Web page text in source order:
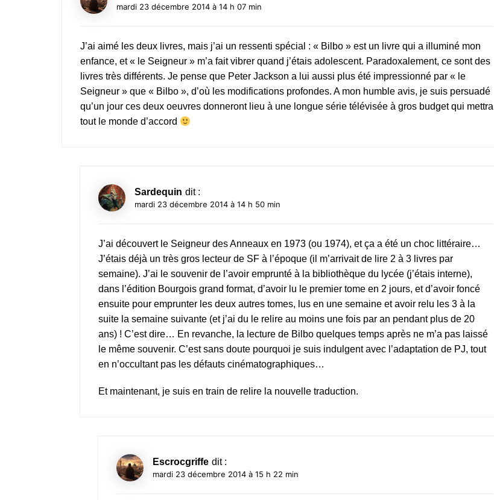
mardi 23 décembre 2014 à 14 h 07 min
J’ai aimé les deux livres, mais j’ai un ressenti spécial : « Bilbo » est un livre qui a illuminé mon
enfance, et « le Seigneur » m’a fait vibrer quand j’étais adolescent. Paradoxalement, ce sont des
livres très différents. Je pense que Peter Jackson a lui aussi plus été impressionné par « le
Seigneur » que « Bilbo », d’où les modifications profondes. A mon humble avis, je suis persuadé
qu’un jour ces deux oeuvres donneront lieu à une longue série télévisée à gros budget qui mettra
tout le monde d’accord
Sardequin dit :
mardi 23 décembre 2014 à 14 h 50 min
J’ai découvert le Seigneur des Anneaux en 1973 (ou 1974), et ça a été un choc littéraire…
J’étais déjà un très gros lecteur de SF à l’époque (il m’arrivait de lire 2 à 3 livres par
semaine). J’ai le souvenir de l’avoir emprunté à la bibliothèque du lycée (j’étais interne),
dans l’édition Bourgois grand format, d’avoir lu le premier tome en 2 jours, et d’avoir foncé
ensuite pour emprunter les deux autres tomes, lus en une semaine et avoir relu les 3 à la
suite la semaine suivante (et j’ai du le relire au moins une fois par an pendant plus de 20
ans) ! C’est dire… En revanche, la lecture de Bilbo quelques temps après ne m’a pas laissé
le même souvenir. C’est sans doute pourquoi je suis indulgent avec l’adaptation de PJ, tout
en n’occultant pas les défauts cinématographiques…
Et maintenant, je suis en train de relire la nouvelle traduction.
Escrocgriffe dit :
mardi 23 décembre 2014 à 15 h 22 min